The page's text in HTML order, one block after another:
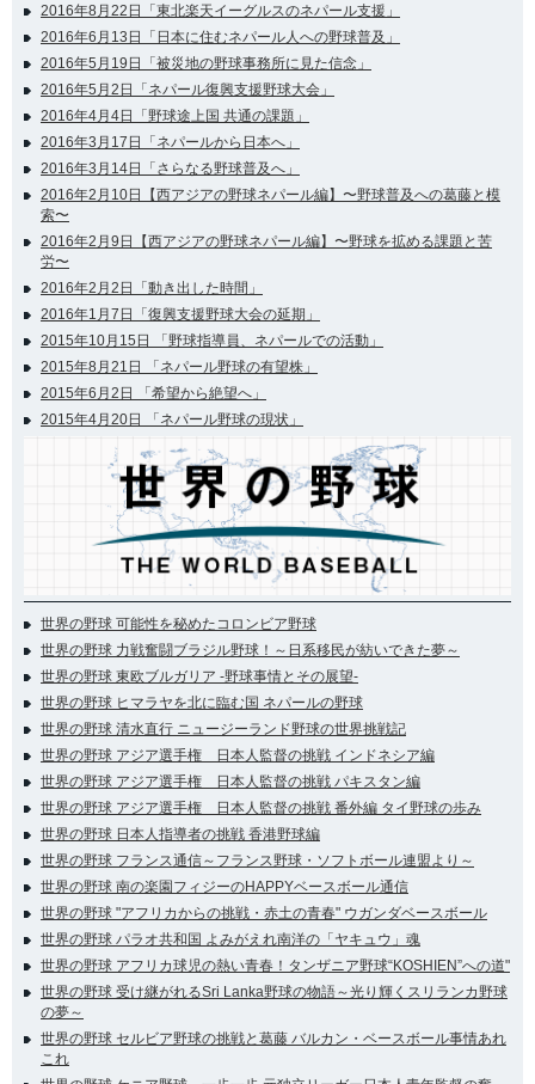
2016年8月22日「東北楽天イーグルスのネパール支援」
2016年6月13日「日本に住むネパール人への野球普及」
2016年5月19日「被災地の野球事務所に見た信念」
2016年5月2日「ネパール復興支援野球大会」
2016年4月4日「野球途上国 共通の課題」
2016年3月17日「ネパールから日本へ」
2016年3月14日「さらなる野球普及へ」
2016年2月10日【西アジアの野球ネパール編】〜野球普及への葛藤と模
索〜
2016年2月9日【西アジアの野球ネパール編】〜野球を拡める課題と苦
労〜
2016年2月2日「動き出した時間」
2016年1月7日「復興支援野球大会の延期」
2015年10月15日 「野球指導員、ネパールでの活動」
2015年8月21日 「ネパール野球の有望株」
2015年6月2日 「希望から絶望へ」
2015年4月20日 「ネパール野球の現状」
世界の野球 可能性を秘めたコロンビア野球
世界の野球 力戦奮闘ブラジル野球！～日系移民が紡いできた夢～
世界の野球 東欧ブルガリア -野球事情とその展望-
世界の野球 ヒマラヤを北に臨む国 ネパールの野球
世界の野球 清水直行 ニュージーランド野球の世界挑戦記
世界の野球 アジア選手権 日本人監督の挑戦 インドネシア編
世界の野球 アジア選手権 日本人監督の挑戦 パキスタン編
世界の野球 アジア選手権 日本人監督の挑戦 番外編 タイ野球の歩み
世界の野球 日本人指導者の挑戦 香港野球編
世界の野球 フランス通信～フランス野球・ソフトボール連盟より～
世界の野球 南の楽園フィジーのHAPPYベースボール通信
世界の野球 "アフリカからの挑戦・赤土の青春" ウガンダベースボール
世界の野球 パラオ共和国 よみがえれ南洋の「ヤキュウ」魂
世界の野球 アフリカ球児の熱い青春！タンザニア野球“KOSHIEN”への道"
世界の野球 受け継がれるSri Lanka野球の物語～光り輝くスリランカ野球
の夢～
世界の野球 セルビア野球の挑戦と葛藤 バルカン・ベースボール事情あれ
これ